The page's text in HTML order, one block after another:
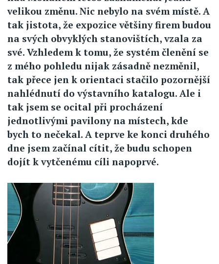
velikou změnu. Nic nebylo na svém místě. A
tak jistota, že expozice většiny firem budou
na svých obvyklých stanovištích, vzala za
své. Vzhledem k tomu, že systém členění se
z mého pohledu nijak zásadně nezměnil,
tak přece jen k orientaci stačilo pozornější
nahlédnutí do výstavního katalogu. Ale i
tak jsem se ocital při procházení
jednotlivými pavilony na místech, kde
bych to nečekal. A teprve ke konci druhého
dne jsem začínal cítit, že budu schopen
dojít k vytčenému cíli napoprvé.